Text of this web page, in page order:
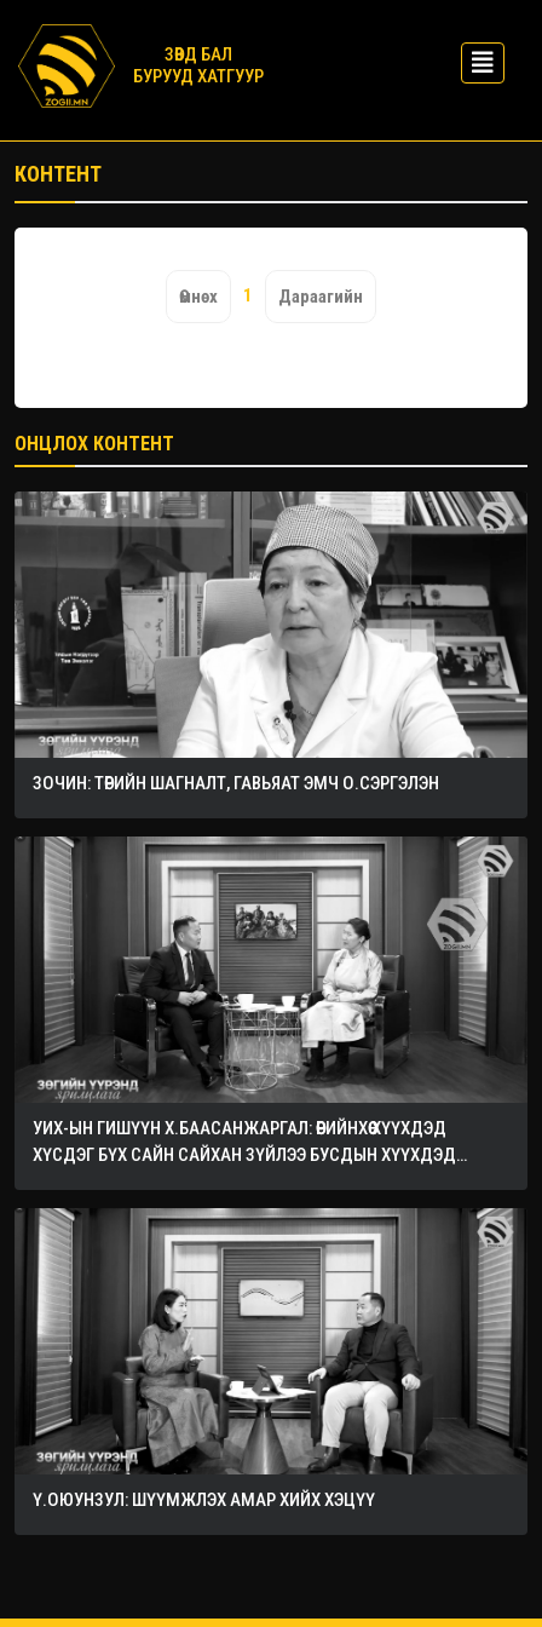
ЗӨВД БАЛ
БУРУУД ХАТГУУР
КОНТЕНТ
Өмнөх 1 Дараагийн
ОНЦЛОХ КОНТЕНТ
ЗОЧИН: ТӨРИЙН ШАГНАЛТ, ГАВЬЯАТ ЭМЧ О.СЭРГЭЛЭН
УИХ-ЫН ГИШҮҮН Х.БААСАНЖАРГАЛ: ӨӨРИЙНХӨӨ ХҮҮХДЭД
ХҮСДЭГ БҮХ САЙН САЙХАН ЗҮЙЛЭЭ БУСДЫН ХҮҮХДЭД
Ү.ОЮУНЗУЛ: ШҮҮМЖЛЭХ АМАР ХИЙХ ХЭЦҮҮ